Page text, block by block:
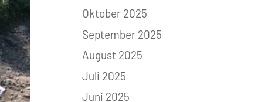
Oktober 2025
September 2025
August 2025
Juli 2025
Juni 2025